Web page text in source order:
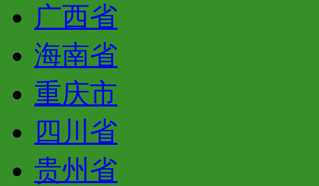
广西省
海南省
重庆市
四川省
贵州省